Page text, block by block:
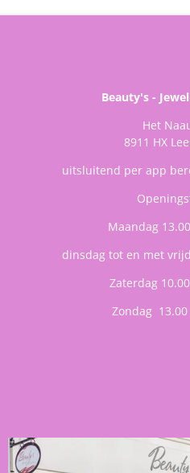
Beauty's -
Het
8911 HX
uitsluitend per app
Maandag
dinsdag tot en met
Zaterdag
Zondag